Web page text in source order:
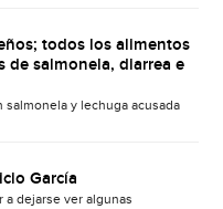
todos los alimentos
de salmonela, diarrea e
y lechuga acusada
García
a dejarse ver algunas